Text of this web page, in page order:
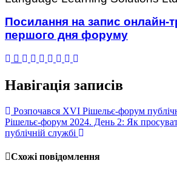
Посилання на запис онлайн-
першого дня форуму
Навігація записів
Розпочався XVI Рішельє-форум
Рішельє-форум 2024. День 2: Як
публічній службі
Схожі повідомлення